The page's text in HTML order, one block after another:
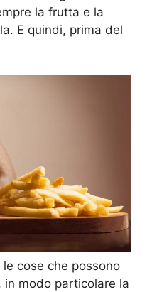
la frutta e la
E quindi, prima del
cose che possono
in modo particolare la